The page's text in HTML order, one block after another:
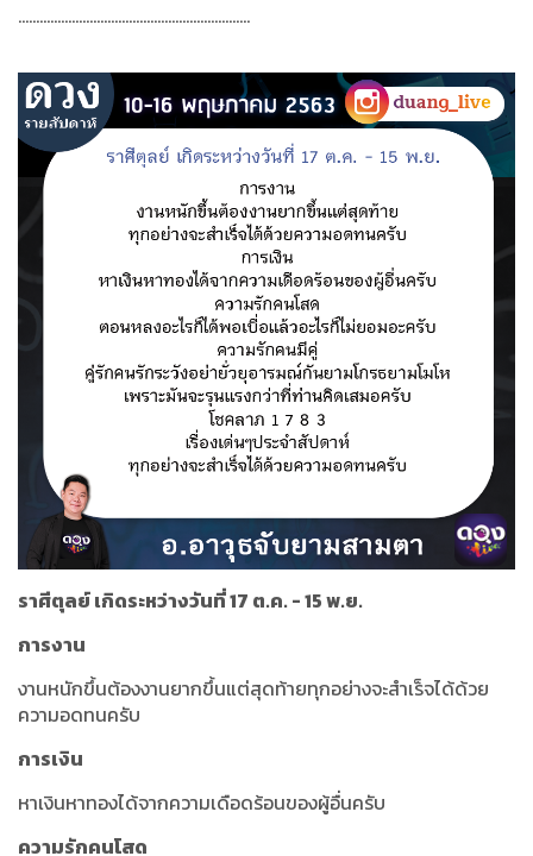
.................................................................
ราศีตุลย์ เกิดระหว่างวันที่ 17 ต.ค. - 15 พ.ย.
การงาน
งานหนักขึ้นต้องงานยากขึ้นแต่สุดท้ายทุกอย่างจะสำเร็จได้ด้วย
ความอดทนครับ
การเงิน
หาเงินหาทองได้จากความเดือดร้อนของผู้อื่นครับ
ความรักคนโสด